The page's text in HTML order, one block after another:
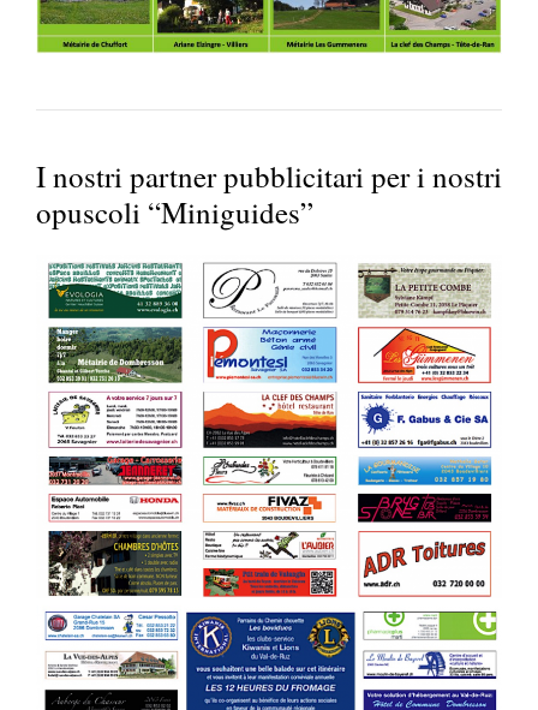
I nostri partner pubblicitari per i nostri
opuscoli “Miniguides”